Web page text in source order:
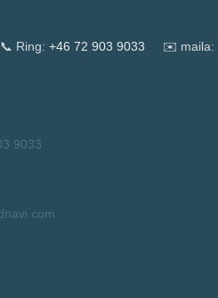
📞 Ring: +46 72 903 9033 ✉️ maila:
9033